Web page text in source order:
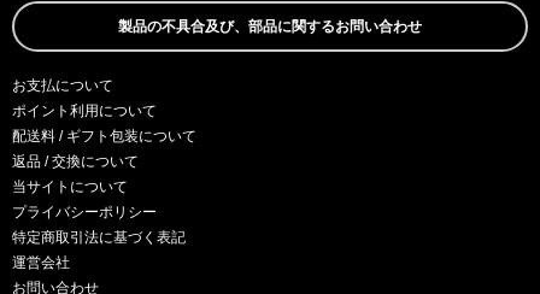
製品の不具合及び、部品に関するお問い合わせ
お支払について
ポイント利用について
配送料 / ギフト包装について
返品 / 交換について
当サイトについて
プライバシーポリシー
特定商取引法に基づく表記
運営会社
お問い合わせ